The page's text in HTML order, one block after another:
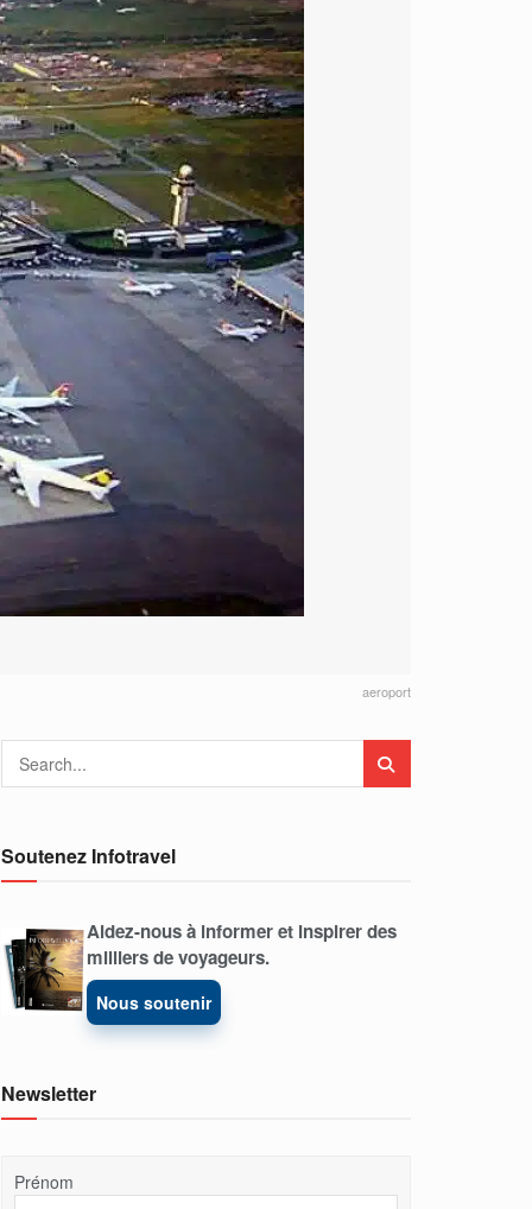
aeroport
Soutenez Infotravel
Aidez-nous à informer et inspirer des
milliers de voyageurs.
Nous soutenir
Newsletter
Prénom